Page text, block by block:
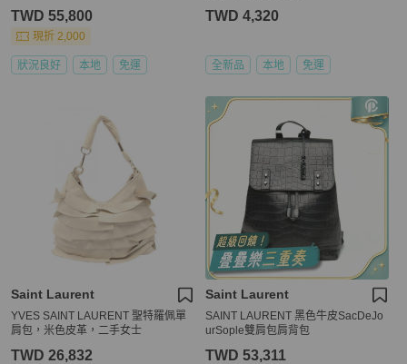
TWD 55,800
現折 2,000
狀況良好 本地 免運
TWD 4,320
全新品 本地 免運
Saint Laurent
YVES SAINT LAURENT 聖特羅佩單
肩包，米色皮革，二手女士
TWD 26,832
Saint Laurent
SAINT LAURENT 黑色牛皮SacDeJo
urSople雙肩包肩背包
TWD 53,311